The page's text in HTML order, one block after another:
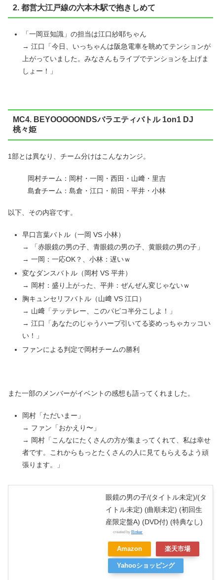
2. 都営大江戸線の六本木駅で抱きしめて
「一岡豆知識」の担当は江口紗耶ちゃん
→ 江口「今日、いっちゃんは阪急電車を眺めてテンションが
上がっていました。みなさんもライブでテンションを上げま
しょー！」
MC4. BEYOOOOONDSバラエティバトル 1on1 DJ
桃々姫
1部とは異なり、チーム分けはこんなカンジ。
岡村チーム：岡村・一岡・西田・山﨑・里吉
島倉チーム：島倉・江口・前田・平井・小林
以下、その内容です。
早口言葉バトル（一岡 VS 小林）
→ 「赤眼鏡の男の子、青眼鏡の男の子、黄眼鏡の男の子」
→ 一岡：一応OK？、小林：遅いｗ
変なダンスバトル（岡村 VS 平井）
→ 岡村：盛り上がった、平井：ぜんぜん変じゃないｗ
胸キュンセリフバトル（山﨑 VS 江口）
→ 山﨑「テッテレー、このパピコ半分こしよ！」
→ 江口「あなたのじゃうハープ引いてる姿めっちゃカッコい
い！」
ファンによる判定で岡村チームの勝利
また一部のメンバーがイベントの感想も語ってくれました。
岡村「ただいまー」
→ ファン「おかえり〜」
→ 岡村「こんなにたくさんの方が集まってくれて、私は幸せ
者です。これからもっとたくさんの人に見てもらえるよう頑
張ります。」
眼鏡の男の子/(タイトル未定)/(タ
イトル未定) (曲順未定) (初回生
産限定盤A) (DVD付) (特典なし)
created by Rinker
Amazon 楽天市場
Yahooショッピング